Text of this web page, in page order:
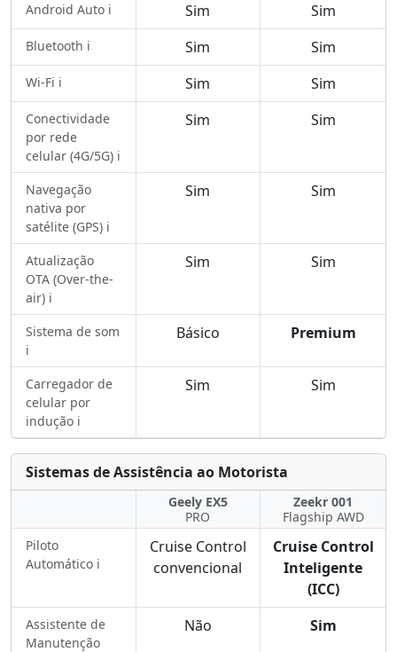
Android Auto ℹ️ Sim Sim
Bluetooth ℹ️ Sim Sim
Wi-Fi ℹ️ Sim Sim
Conectividade
por rede
celular (4G/5G) ℹ️
Sim Sim
Navegação
nativa por
satélite (GPS) ℹ️
Sim Sim
Atualização
OTA (Over-the-
air) ℹ️
Sim Sim
Sistema de som
ℹ️
Básico Premium
Carregador de
celular por
indução ℹ️
Sim Sim
Sistemas de Assistência ao Motorista
Geely EX5
PRO
Zeekr 001
Flagship AWD
Piloto
Automático ℹ️
Cruise Control
convencional
Cruise Control
Inteligente
(ICC)
Assistente de
Manutenção
Não Sim